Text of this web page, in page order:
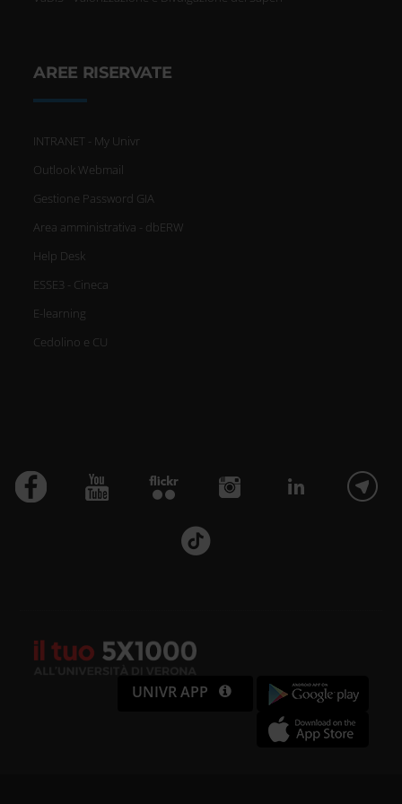
AREE RISERVATE
INTRANET - My Univr
Outlook Webmail
Gestione Password GIA
Area amministrativa - dbERW
Help Desk
ESSE3 - Cineca
E-learning
Cedolino e CU
UNIVR APP